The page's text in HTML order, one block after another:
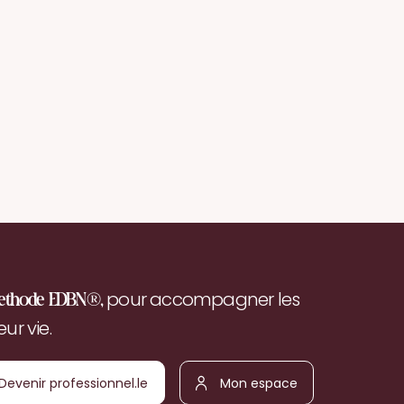
EDBN®,pour accompagner les
vie.
Devenir
Mon